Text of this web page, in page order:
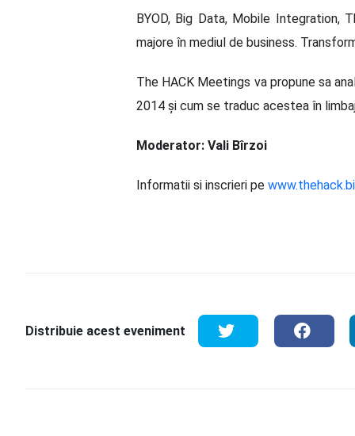
BYOD, Big Data, Mobile Integration,
majore în mediul de business.
The HACK Meetings va propune sa
2014 şi cum se traduc acestea în
Moderator: Vali Bîrzoi
Informatii si inscrieri pe
Distribuie acest eveniment